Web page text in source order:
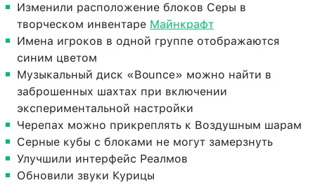
Изменили расположение блоков Серы в
творческом инвентаре Майнкрафт
Имена игроков в одной группе отображаются
синим цветом
Музыкальный диск «Bounce» можно найти в
заброшенных шахтах при включении
экспериментальной настройки
Черепах можно прикреплять к Воздушным шарам
Серные кубы с блоками не могут замерзнуть
Улучшили интерфейс Реалмов
Обновили звуки Курицы